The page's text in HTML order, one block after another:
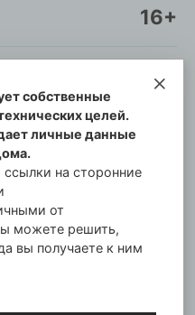
16+
портал
2026
СМИ: ПИ №57-
в сфере связи,
и массовых
области.
Филёва
собственные
целей.
личные данные
на сторонние
от
можете решить,
вы получаете к ним